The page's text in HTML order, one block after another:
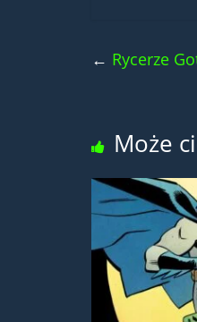
← Rycerze
Może